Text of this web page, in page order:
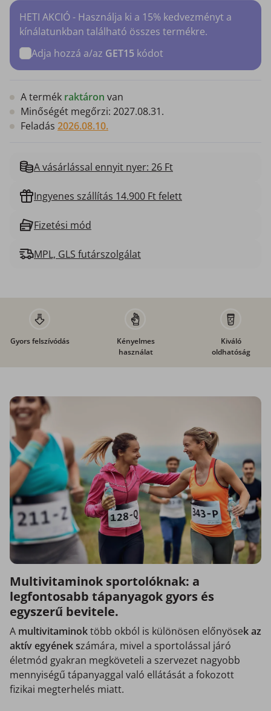
HETI AKCIÓ - Használja ki a 15% kedvezményt a
kínálatunkban található összes termékre.
Adja hozzá a/az GET15 kódot
A termék raktáron van
Minőségét megőrzi: 2027.08.31.
Feladás 2026.08.10.
A vásárlással ennyit nyer: 26 Ft
Ingyenes szállítás 14.900 Ft felett
Fizetési mód
MPL, GLS futárszolgálat
Gyors felszívódás
Kényelmes
használat
Kiváló
oldhatóság
Multivitaminok sportolóknak: a
legfontosabb tápanyagok gyors és
egyszerű bevitele.
A multivitaminoktöbb okból is különösen előnyösek az
aktív egyének számára, mivel a sportolással járó
életmód gyakran megköveteli a szervezet nagyobb
mennyiségű tápanyaggal való ellátását a fokozott
fizikai megterhelés miatt.